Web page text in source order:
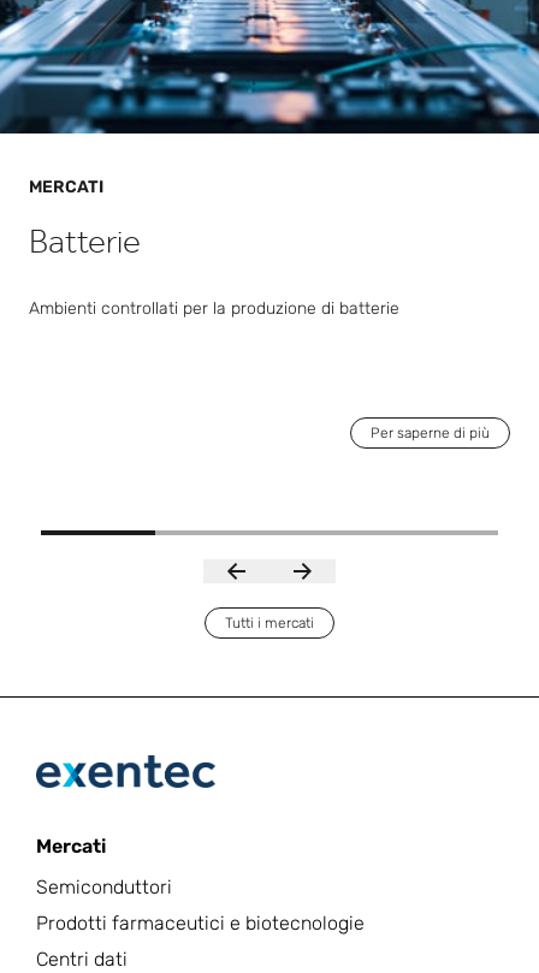
MERCATI
Batterie
Ambienti controllati per la produzione di batterie
Per saperne di più
Tutti i mercati
Mercati
Semiconduttori
Prodotti farmaceutici e biotecnologie
Centri dati